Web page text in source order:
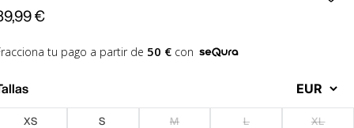
,99 €
tu pago a partir de 50 €con
XS S M L XL